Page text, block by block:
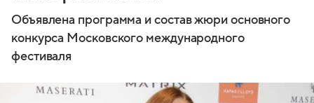
Объявлена программа и состав жюри основного
конкурса Московского международного
фестиваля